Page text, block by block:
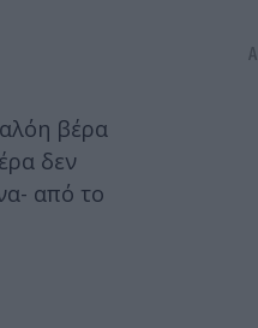
βέρα
δεν
από το